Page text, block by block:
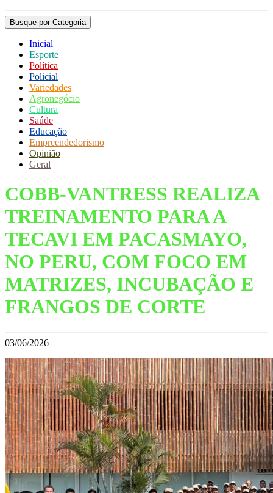
Busque por Categoria
Inicial
Esporte
Política
Policial
Variedades
Agronegócio
Cultura
Saúde
Educação
Empreendedorismo
Opinião
Geral
COBB-VANTRESS REALIZA
TREINAMENTO PARA A
TECAVI EM PACASMAYO,
NO PERU, COM FOCO EM
MATRIZES, INCUBAÇÃO E
FRANGOS DE CORTE
03/06/2026